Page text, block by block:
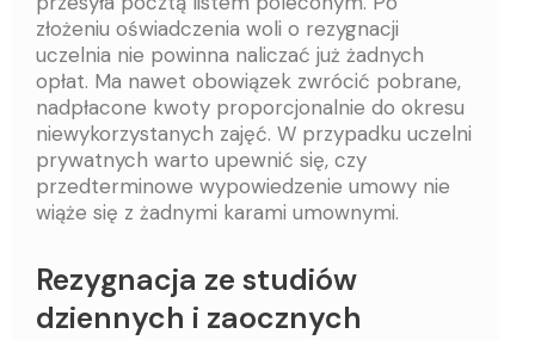
złożeniu oświadczenia woli o rezygnacji
uczelnia nie powinna naliczać już żadnych
opłat. Ma nawet obowiązek zwrócić pobrane,
nadpłacone kwoty proporcjonalnie do okresu
niewykorzystanych zajęć. W przypadku uczelni
prywatnych warto upewnić się, czy
przedterminowe wypowiedzenie umowy nie
wiąże się z żadnymi karami umownymi.
Rezygnacja ze studiów
dziennych i zaocznych